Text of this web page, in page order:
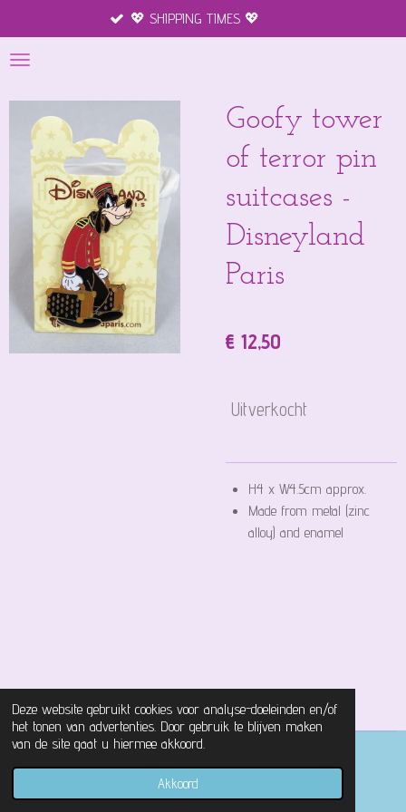
Deze website gebruikt cookies voor analyse-doeleinden en/of
het tonen van advertenties. Door gebruik te blijven maken
van de site gaat u hiermee akkoord.
Akkoord
direct
naar
hoofdinhoud
💖 SHIPPING TIMES 💖
Goofy tower
of terror pin
suitcases -
Disneyland
Paris
€ 12,50
Uitverkocht
H4 x W4.5cm approx.
Made from metal (zinc
alloy) and enamel